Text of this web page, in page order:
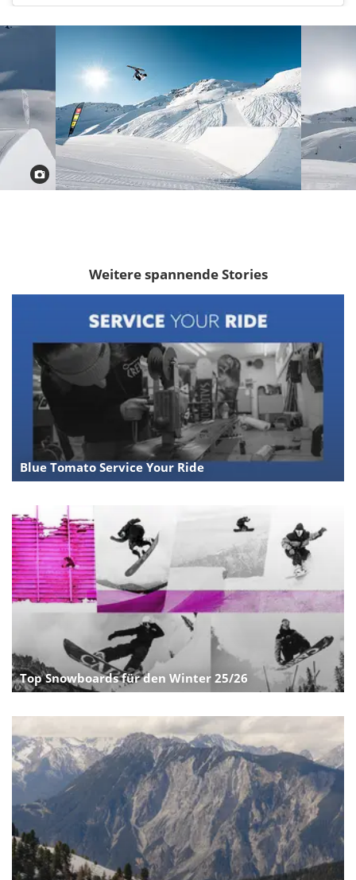
Weitere spannende Stories
Blue Tomato Service Your Ride
Top Snowboards für den Winter 25/26